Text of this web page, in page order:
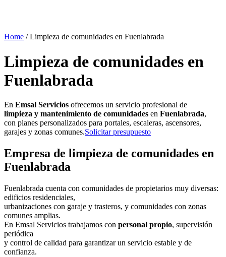
Home /Limpieza de comunidades en Fuenlabrada
Limpieza de comunidades en
Fuenlabrada
En Emsal Servicios ofrecemos un servicio profesional de
limpieza y mantenimiento de comunidades en Fuenlabrada,
con planes personalizados para portales, escaleras, ascensores,
garajes y zonas comunes.Solicitar presupuesto
Empresa de limpieza de comunidades en
Fuenlabrada
Fuenlabrada cuenta con comunidades de propietarios muy diversas:
edificios residenciales,
urbanizaciones con garaje y trasteros, y comunidades con zonas
comunes amplias.
En Emsal Servicios trabajamos con personal propio, supervisión
periódica
y control de calidad para garantizar un servicio estable y de
confianza.